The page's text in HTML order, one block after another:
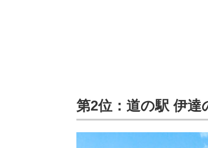
第2位：道の駅 伊達